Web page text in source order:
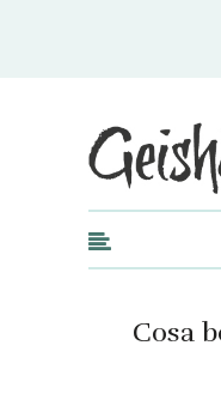
Geisha
Cosa